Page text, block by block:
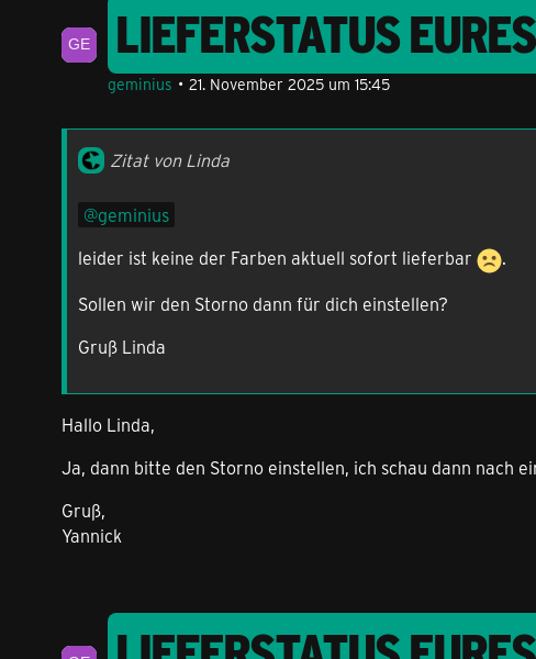
LIEFERSTATUS
geminius 21. November 2025 um 15:45
Zitat von Linda
geminius
leider ist keine der Farben aktuell sofort lieferbar
.
Sollen wir den Storno dann für dich einstellen?
Gruß Linda
Hallo Linda,
Ja, dann bitte den Storno einstellen, ich schau dann nach
Gruß,
Yannick